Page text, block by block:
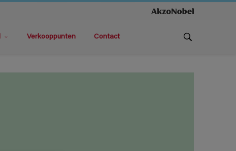
Verkooppunten Contact